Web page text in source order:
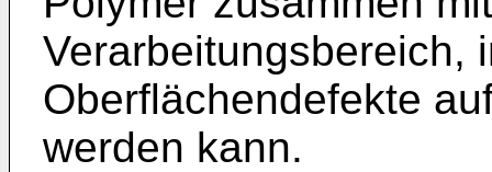
Verarbeitungsbereich,
Oberflächendefekte
werden kann.